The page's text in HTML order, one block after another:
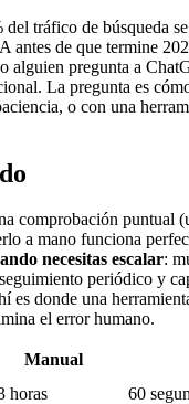
del tráfico de búsqueda
antes de que termine
alguien pregunta a
La pregunta es
o con una
comprobación puntual
a mano funciona
necesitas escalar:
periódico y
es donde una
el error humano.
Manual
horas
60